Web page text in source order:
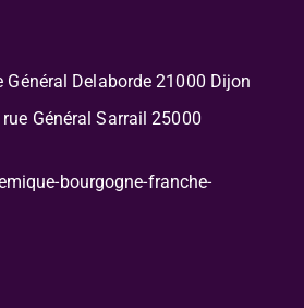
Général Delaborde 21000 Dijon
Général Sarrail 25000
bourgogne-franche-